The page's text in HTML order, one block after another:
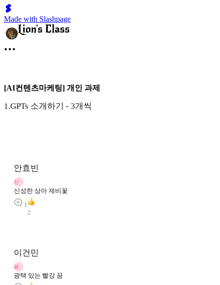
Made with Slashpage
[AI컨텐츠마케팅] 개인 과제
1.GPTs 소개하기 - 3개씩
안효빈
신
신성한 상아 제비꽃
1
2
이건민
광
광택 있는 빨강 꿈